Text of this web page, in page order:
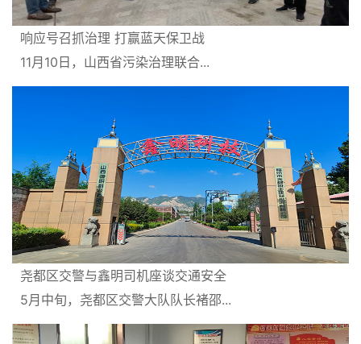
响应号召抓治理 打赢蓝天保卫战
11月10日，山西省污染治理联合...
尧都区交警与鑫明司机座谈交通安全
5月中旬，尧都区交警大队队长褚邵...